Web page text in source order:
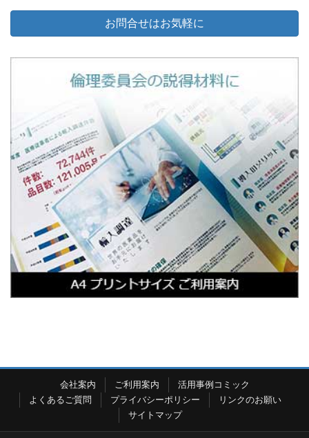
お問合せはお気軽に
会社案内 ご利用案内
活用事例コミック
よくあるご質問
プライバシーポリシー
リンクのお願い
サイトマップ